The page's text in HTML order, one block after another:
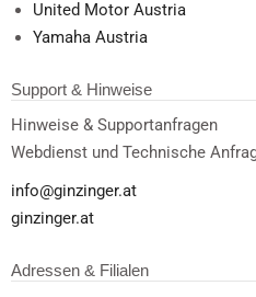
United Motor Austria
Yamaha Austria
Support & Hinweise
Hinweise & Supportanfragen
Webdienst und Technische
info@ginzinger.at
ginzinger.at
Adressen & Filialen